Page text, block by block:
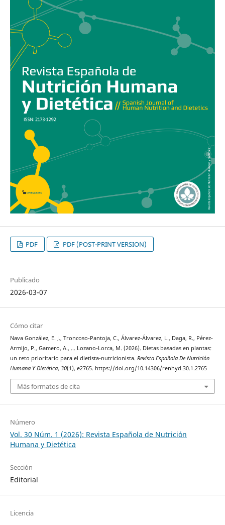
PDF PDF (POST-PRINT VERSION)
Publicado
2026-03-07
Cómo citar
Nava González, E. J., Troncoso-Pantoja, C., Álvarez-Álvarez, L., Daga, R., Pérez-
Armijo, P., Gamero, A., … Lozano-Lorca, M. (2026). Dietas basadas en plantas:
un reto prioritario para el dietista-nutricionista. Revista Española De Nutrición
Humana Y Dietética, 30(1), e2765. https://doi.org/10.14306/renhyd.30.1.2765
Más formatos de cita
Número
Vol. 30 Núm. 1 (2026): Revista Española de Nutrición
Humana y Dietética
Sección
Editorial
Licencia